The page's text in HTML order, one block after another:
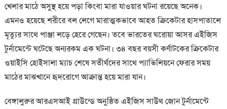
খেলার মাঠে অসুস্থ হয়ে পড়া কিংবা মারা যাওয়ার ঘটনা রয়েছে অনেক।
এমনও হয়েছে শরীরে বল লেগে মারাত্মকভাবে আহত ক্রিকেটার হাসপাতালে
মৃত্যুর সাথে পাঞ্জা লড়ে হেরে গেছেন। তবে ভারতের ঘরোয়া আসর এইজিস
টুর্নামেন্টে ঘটেছে অন্যরকম এক ঘটনা। ৩৪ বছর বয়সী কর্ণাটকের ক্রিকেটার
ওয়াইসি হোইসালা ম্যাচ শেষে সতীর্থদের সাথে প্যাভিলিয়নে ফেরার সময়
মাঠের মাঝখানে হৃদরোগে আক্রান্ত হয়ে মারা যান।
বেঙ্গালুরুর আরএসআই গ্রাউন্ডে অনুষ্ঠিত এইজিস সাউথ জোন টুর্নামেন্টে